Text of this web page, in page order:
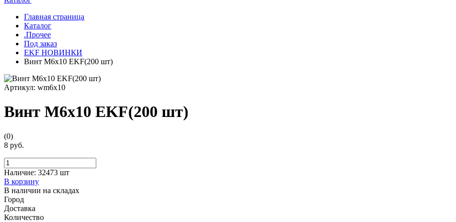
Главная страница
Каталог
.Прочее
Под заказ
EKF НОВИНКИ
Винт М6x10 EKF(200 шт)
Артикул: wm6x10
Винт М6x10 EKF(200 шт)
(0)
8 руб.
Наличие: 32473 шт
В корзину
В наличии на складах
Город
Доставка
Количество